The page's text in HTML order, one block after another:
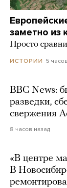
заметно из
Просто
ИСТОРИИ 5
BBC News:
разведки,
свержения
8 часов назад
«В центре
В